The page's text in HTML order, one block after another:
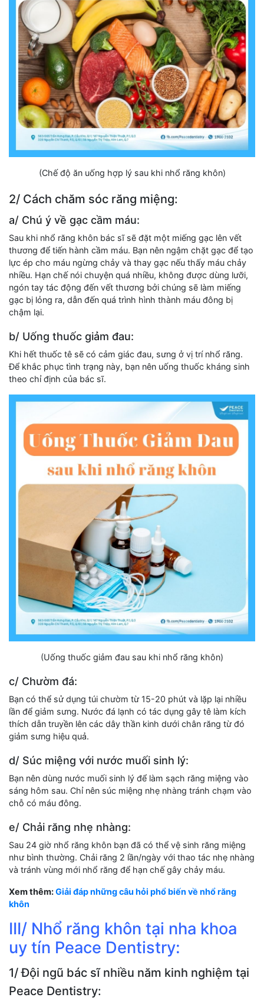
(Chế độ ăn uống hợp lý sau khi nhổ răng khôn)
2/ Cách chăm sóc răng miệng:
a/ Chú ý về gạc cầm máu:
Sau khi nhổ răng khôn bác sĩ sẽ đặt một miếng gạc lên vết
thương để tiến hành cầm máu. Bạn nên ngậm chặt gạc để tạo
lực ép cho máu ngừng chảy và thay gạc nếu thấy máu chảy
nhiều. Hạn chế nói chuyện quá nhiều, không được dùng lưỡi,
ngón tay tác động đến vết thương bởi chúng sẽ làm miếng
gạc bị lỏng ra, dẫn đến quá trình hình thành máu đông bị
chậm lại.
b/ Uống thuốc giảm đau:
Khi hết thuốc tê sẽ có cảm giác đau, sưng ở vị trí nhổ răng.
Để khắc phục tình trạng này, bạn nên uống thuốc kháng sinh
theo chỉ định của bác sĩ.
(Uống thuốc giảm đau sau khi nhổ răng khôn)
c/ Chườm đá:
Bạn có thể sử dụng túi chườm từ 15-20 phút và lặp lại nhiều
lần để giảm sưng. Nước đá lạnh có tác dụng gây tê làm kích
thích dẫn truyền lên các dây thần kinh dưới chân răng từ đó
giảm sưng hiệu quả.
d/ Súc miệng với nước muối sinh lý:
Bạn nên dùng nước muối sinh lý để làm sạch răng miệng vào
sáng hôm sau. Chỉ nên súc miệng nhẹ nhàng tránh chạm vào
chỗ có máu đông.
e/ Chải răng nhẹ nhàng:
Sau 24 giờ nhổ răng khôn bạn đã có thể vệ sinh răng miệng
như bình thường. Chải răng 2 lần/ngày với thao tác nhẹ nhàng
và tránh vùng mới nhổ răng để hạn chế gây chảy máu.
Xem thêm:Giải đáp những câu hỏi phổ biến về nhổ răng
khôn
III/ Nhổ răng khôn tại nha khoa
uy tín Peace Dentistry:
1/ Đội ngũ bác sĩ nhiều năm kinh nghiệm tại
Peace Dentistry: